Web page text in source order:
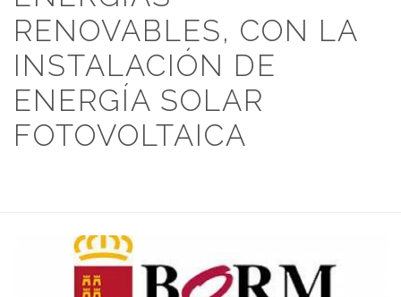
RENOVABLES, CON LA
INSTALACIÓN DE
ENERGÍA SOLAR
FOTOVOLTAICA